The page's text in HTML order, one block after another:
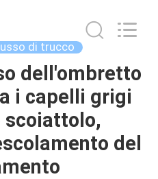
di trucco
dell'ombretto
i capelli grigi
scoiattolo,
del